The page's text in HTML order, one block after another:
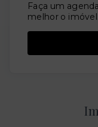
Faça um
melhor o imóvel.